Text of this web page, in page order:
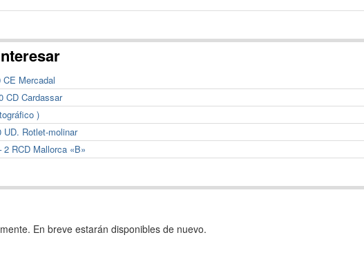
CE Mercadal
CD Cardassar
)
UD. Rotlet-molinar
RCD Mallorca «B»
En breve estarán disponibles de nuevo.